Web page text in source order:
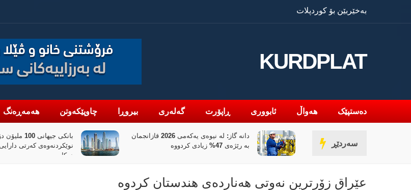
بەخێربێن بۆ کوردپلات
KURDPLAT
دەستپێک هەواڵ ئابووری ڕاپۆرت گەلەری بیروڕا چاوپێکەوتن هەمەڕەنگ
سەردێڕ
دانە گاز: لە نیوەی یەکەمی 2026 قازانجمان
بە رێژەی 47% زیادی کردووە
بانکی جیهانی 100
نوێکردنەوەی کەرتی
دەکات
عێراق زۆرترین نەوتی ھەناردەی ھندستان کردوە